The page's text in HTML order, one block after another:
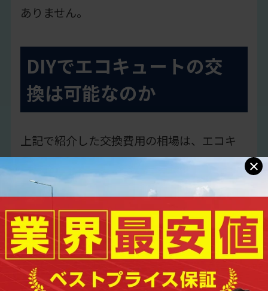
ありません。
DIYでエコキュートの交
換は可能なのか
上記で紹介した交換費用の相場は、エコキ
ュート本体および交換作業にかかる工賃な
ども含めた金額です。
そのため「エコキュート本体を購入し自分
で交換ができれば、コストを節約できるの
ではないか？ 」と考える方も多いでしょう。
×